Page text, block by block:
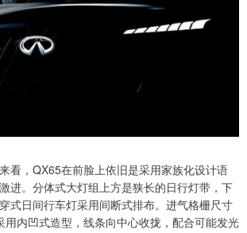
看，QX65在前脸上依旧是采用家族化设计语
进。分体式大灯组上方是狭长的日行灯带，下
式日间行车灯采用间断式排布。进气格栅尺寸
用内凹式造型，线条向中心收拢，配合可能发光